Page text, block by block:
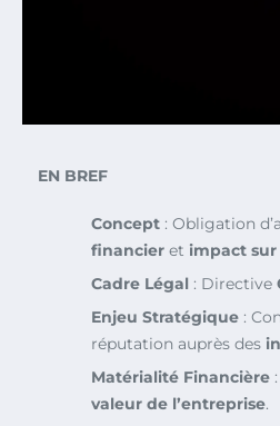
EN BREF
Concept : Obligation
financier et impact sur
Cadre Légal : Directive
Enjeu Stratégique :
réputation auprès des
Matérialité Financière
valeur de l’entreprise.